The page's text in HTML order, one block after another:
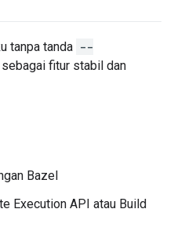
tanpa tanda --
fitur stabil dan
Bazel
Execution API atau Build